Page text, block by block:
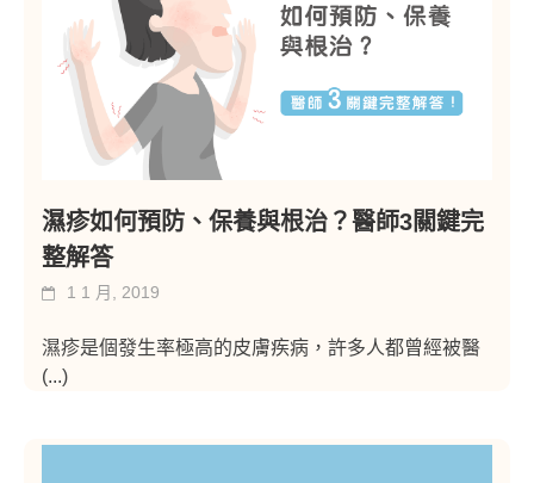
濕疹如何預防、保養與根治？醫師3關鍵完
整解答
1 1 月, 2019
濕疹是個發生率極高的皮膚疾病，許多人都曾經被醫
(...)